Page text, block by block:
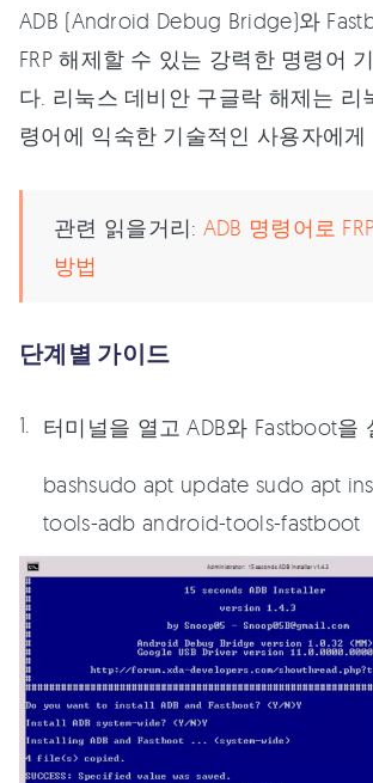
ADB (Android Debug Bridge)와
FRP 해제할 수 있는 강력한 명령어
다. 리눅스 데비안 구글락 해제는 리
령어에 익숙한 기술적인 사용자에게
관련 읽을거리: ADB 명령어로
방법
단계별 가이드
터미널을 열고 ADB와 Fastboot을
bashsudo apt update sudo apt
tools-adb android-tools-fastboot